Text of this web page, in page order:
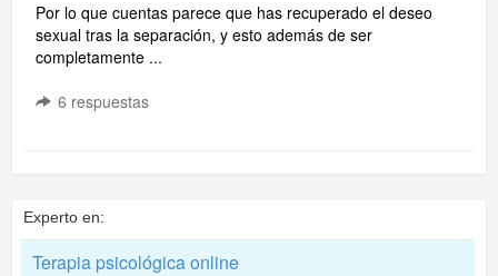
Por lo que cuentas parece que has recuperado el deseo
sexual tras la separación, y esto además de ser
completamente ...
6 respuestas
Experto en:
Terapia psicológica online